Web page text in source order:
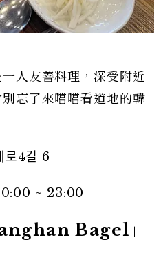
人友善料理，深受附近
忘了來嚐嚐看道地的韓
로4길 6
~ 23:00
Bagel」